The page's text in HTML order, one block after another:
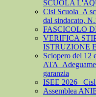
SCUOLA
Cisl Scuola_A
dal sindacato,
FASCICOLO
VERIFICA
ISTRUZIONE
Sciopero del 12
garanzia
ISEE 2026_
Assemblea